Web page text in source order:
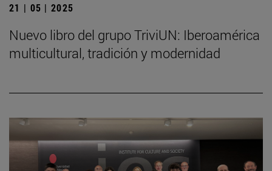
21 | 05 | 2025
Nuevo libro del grupo TriviUN: Iberoamérica
multicultural, tradición y modernidad